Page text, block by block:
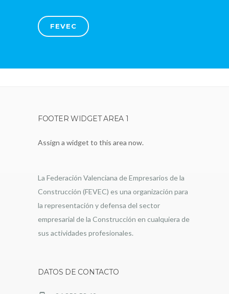
FEVEC
FOOTER WIDGET AREA 1
Assign a widget to this area now.
La Federación Valenciana de Empresarios de la
Construcción (FEVEC) es una organización para
la representación y defensa del sector
empresarial de la Construcción en cualquiera de
sus actividades profesionales.
DATOS DE CONTACTO